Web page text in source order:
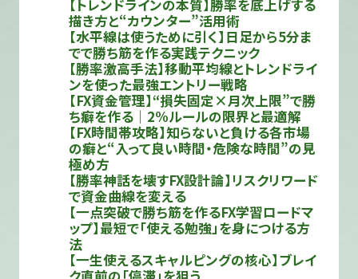
【トレンドラインの本質】勝率を底上げする
描き方と“カウンター”活用術
【水平線は使うために引く】日足から5分ま
でで勝ち筋を作る実践テクニック
【勝率激高手法】移動平均線とトレンドライ
ンを使った最強エントリー戦略
【FX資金管理】“損失固定×月次上限”で勝
ち癖を作る｜2%ルールの限界と最適解
【FX時間帯攻略】知らないと負ける各市場
の癖と“入って良い時間・危険な時間”の見
極め方
【勝率神話を壊すFX設計論】リスクリワード
で資金曲線を変える
【一点突破で勝ち筋を作るFX学習ロードマ
ップ】最短で「使える勉強」を身につける方
法
【一生使えるスキャルピングの核心】ブレイ